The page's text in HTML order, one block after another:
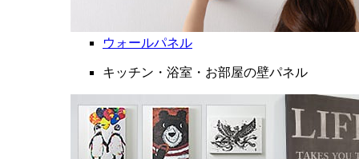
ウォールパネル
キッチン・浴室・お部屋の壁パネル